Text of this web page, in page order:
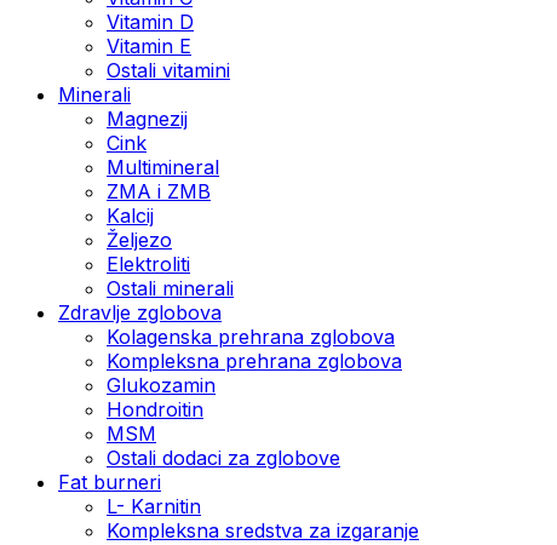
Vitamin D
Vitamin E
Ostali vitamini
Minerali
Magnezij
Cink
Multimineral
ZMA i ZMB
Kalcij
Željezo
Elektroliti
Ostali minerali
Zdravlje zglobova
Kolagenska prehrana zglobova
Kompleksna prehrana zglobova
Glukozamin
Hondroitin
MSM
Ostali dodaci za zglobove
Fat burneri
L- Karnitin
Kompleksna sredstva za izgaranje